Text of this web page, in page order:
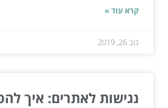
קרא עוד »
נוב 26, 2019
נגישות לאתרים: איך